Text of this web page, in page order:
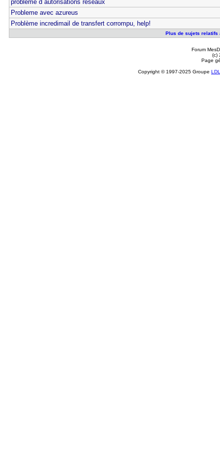
probleme d autorisations reseaux
Probleme avec azureus
Problème incredimail de transfert corrompu, help!
Plus de sujets relatifs
Forum
(c)
Page
Copyright © 1997-2025 Groupe